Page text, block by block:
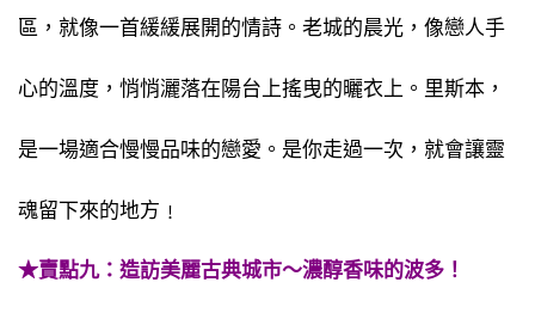
區，就像一首緩緩展開的情詩。老城的晨光，像戀人手
心的溫度，悄悄灑落在陽台上搖曳的曬衣上。里斯本，
是一場適合慢慢品味的戀愛。是你走過一次，就會讓靈
魂留下來的地方﹗
★賣點九：造訪美麗古典城市〜濃醇香味的波多！